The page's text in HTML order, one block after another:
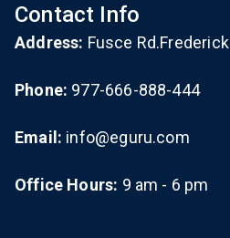
Contact Info
Address: Fusce Rd.Frederick
Phone: 977-666-888-444
Email: info@eguru.com
Office Hours: 9 am - 6 pm